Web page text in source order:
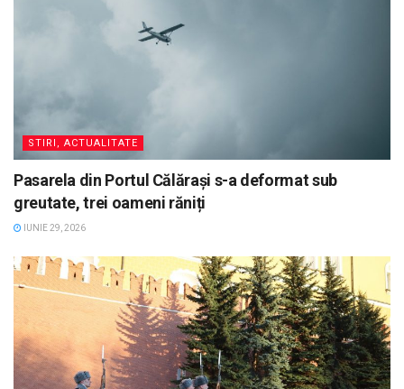
STIRI, ACTUALITATE
Pasarela din Portul Călărași s-a deformat sub
greutate, trei oameni răniți
IUNIE 29, 2026